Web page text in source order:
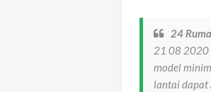
24
21 08 2020
model
lantai dapat